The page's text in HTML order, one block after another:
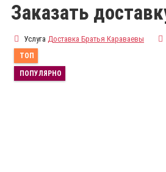
Заказать
Услуга Доставка Братья Караваевы
ТОП
ПОПУЛЯРНО